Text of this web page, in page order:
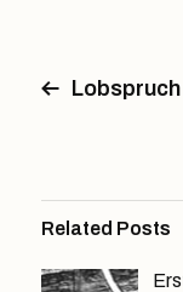
Related Posts